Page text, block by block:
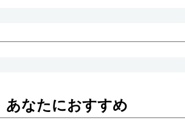
あなたにおすすめ